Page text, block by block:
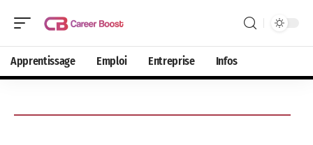
Apprentissage Emploi Entreprise Infos